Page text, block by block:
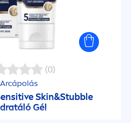
(0)
Arcápolás
Skin&Stubble
Gél